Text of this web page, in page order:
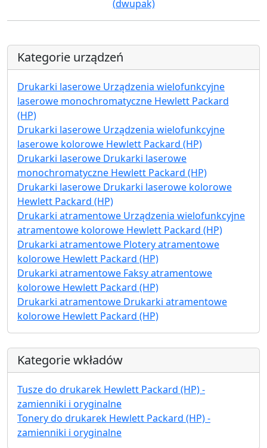
(dwupak)
Kategorie urządzeń
Drukarki laserowe Urządzenia wielofunkcyjne
laserowe monochromatyczne Hewlett Packard
(HP)
Drukarki laserowe Urządzenia wielofunkcyjne
laserowe kolorowe Hewlett Packard (HP)
Drukarki laserowe Drukarki laserowe
monochromatyczne Hewlett Packard (HP)
Drukarki laserowe Drukarki laserowe kolorowe
Hewlett Packard (HP)
Drukarki atramentowe Urządzenia wielofunkcyjne
atramentowe kolorowe Hewlett Packard (HP)
Drukarki atramentowe Plotery atramentowe
kolorowe Hewlett Packard (HP)
Drukarki atramentowe Faksy atramentowe
kolorowe Hewlett Packard (HP)
Drukarki atramentowe Drukarki atramentowe
kolorowe Hewlett Packard (HP)
Kategorie wkładów
Tusze do drukarek Hewlett Packard (HP) -
zamienniki i oryginalne
Tonery do drukarek Hewlett Packard (HP) -
zamienniki i oryginalne